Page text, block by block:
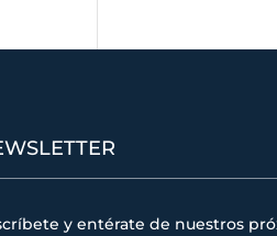
y entérate de nuestros